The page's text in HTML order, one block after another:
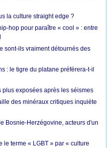
la culture straight edge ?
hop pour paraître « cool » : entre
sont-ils vraiment détournés des
: le tigre du platane préférera-t-il
plus exposées après les séismes
des minéraux critiques inquiète
Bosnie-Herzégovine, acteurs d'un
le terme « LGBT » par « culture